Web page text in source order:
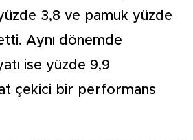
3,8 ve pamuk yüzde
Aynı dönemde
ise yüzde 9,9
çekici bir performans